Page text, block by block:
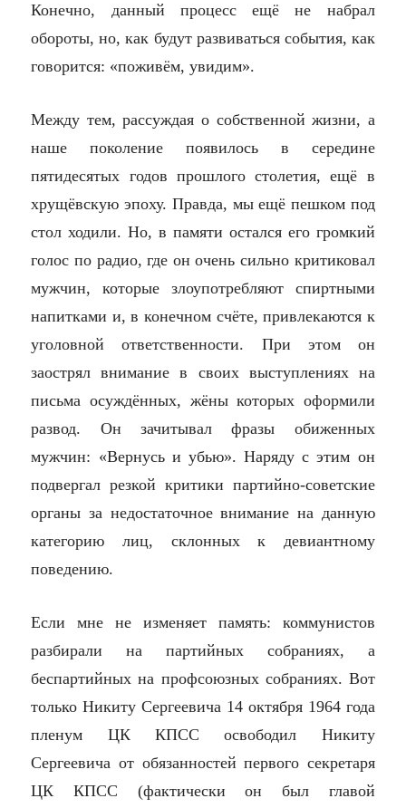
Конечно, данный процесс ещё не набрал
обороты, но, как будут развиваться события, как
говорится: «поживём, увидим».
Между тем, рассуждая о собственной жизни, а
наше поколение появилось в середине
пятидесятых годов прошлого столетия, ещё в
хрущёвскую эпоху. Правда, мы ещё пешком под
стол ходили. Но, в памяти остался его громкий
голос по радио, где он очень сильно критиковал
мужчин, которые злоупотребляют спиртными
напитками и, в конечном счёте, привлекаются к
уголовной ответственности. При этом он
заострял внимание в своих выступлениях на
письма осуждённых, жёны которых оформили
развод. Он зачитывал фразы обиженных
мужчин: «Вернусь и убью». Наряду с этим он
подвергал резкой критики партийно-советские
органы за недостаточное внимание на данную
категорию лиц, склонных к девиантному
поведению.
Если мне не изменяет память: коммунистов
разбирали на партийных собраниях, а
беспартийных на профсоюзных собраниях. Вот
только Никиту Сергеевича 14 октября 1964 года
пленум ЦК КПСС освободил Никиту
Сергеевича от обязанностей первого секретаря
ЦК КПСС (фактически он был главой